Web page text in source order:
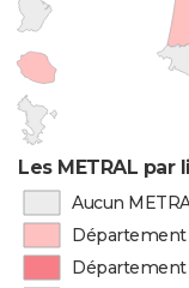
Les METRAL par
Aucun
Département
Département